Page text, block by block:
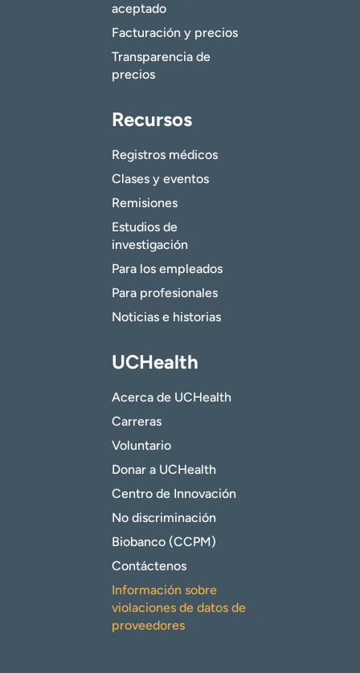
aceptado
Facturación y precios
Transparencia de
precios
Recursos
Registros médicos
Clases y eventos
Remisiones
Estudios de
investigación
Para los empleados
Para profesionales
Noticias e historias
UCHealth
Acerca de UCHealth
Carreras
Voluntario
Donar a UCHealth
Centro de Innovación
No discriminación
Biobanco (CCPM)
Contáctenos
Información sobre
violaciones de datos de
proveedores